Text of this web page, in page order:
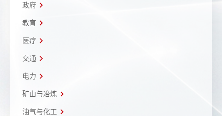
政府
教育
医疗
交通
电力
矿山与冶炼
油气与化工